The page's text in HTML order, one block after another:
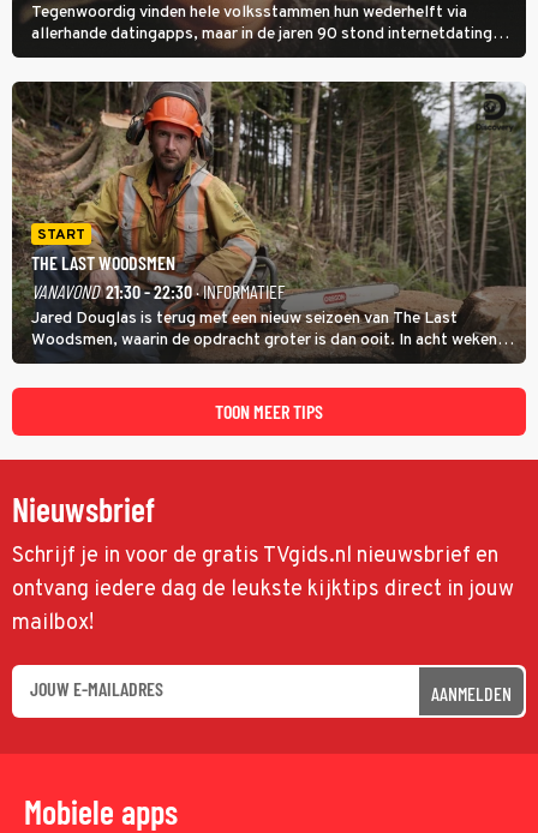
Tegenwoordig vinden hele volksstammen hun wederhelft via
allerhande datingapps, maar in de jaren 90 stond internetdating
nog in de kinderschoenen. In de film You've Got Mail zie je dat
terug.
START
THE LAST WOODSMEN
VANAVOND 21:30 - 22:30· INFORMATIEF
Jared Douglas is terug met een nieuw seizoen van The Last
Woodsmen, waarin de opdracht groter is dan ooit. In acht weken
tijd probeert hij een miljoen dollar bij elkaar te vergaren om de
toekomst van het houthakkersbedrijf te verzekeren.
TOON MEER TIPS
Nieuwsbrief
Schrijf je in voor de gratis TVgids.nl nieuwsbrief en
ontvang iedere dag de leukste kijktips direct in jouw
mailbox!
AANMELDEN
Mobiele apps